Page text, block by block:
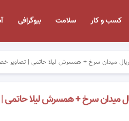
کسب و کار سلامت بیوگرافی
میدان سرخ + همسرش لیلا حاتمی | تصاویر
میدان سرخ + همسرش لیلا